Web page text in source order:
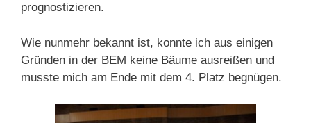
prognostizieren.
Wie nunmehr bekannt ist, konnte ich aus einigen
Gründen in der BEM keine Bäume ausreißen und
musste mich am Ende mit dem 4. Platz begnügen.